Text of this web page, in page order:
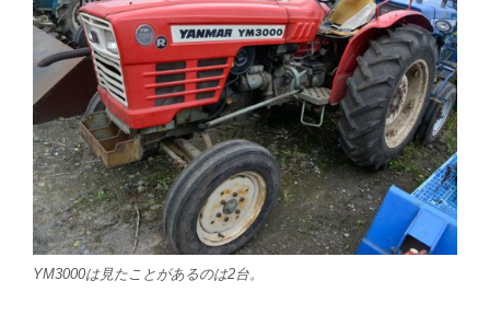
YM3000は見たことがあるのは2台。